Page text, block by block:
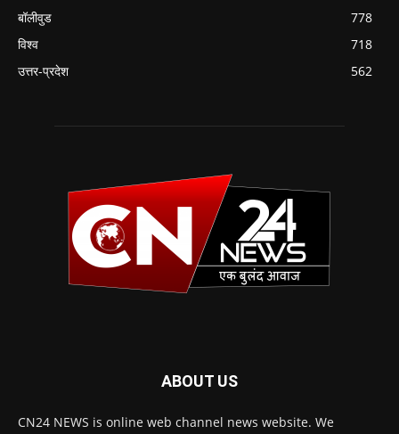
बॉलीवुड
778
विश्व
718
उत्तर-प्रदेश
562
ABOUT US
CN24 NEWS is online web channel news website. We